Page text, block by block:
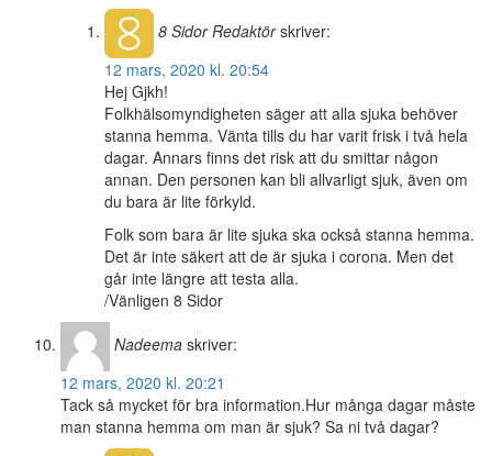
8 SidorRedaktör skriver:
12 mars, 2020 kl. 20:54
Hej Gjkh!
Folkhälsomyndigheten säger att alla sjuka behöver
stanna hemma. Vänta tills du har varit frisk i två hela
dagar. Annars finns det risk att du smittar någon
annan. Den personen kan bli allvarligt sjuk, även om
du bara är lite förkyld.
Folk som bara är lite sjuka ska också stanna hemma.
Det är inte säkert att de är sjuka i corona. Men det
går inte längre att testa alla.
/Vänligen 8 Sidor
Nadeema skriver:
12 mars, 2020 kl. 20:21
Tack så mycket för bra information.Hur många dagar måste
man stanna hemma om man är sjuk? Sa ni två dagar?